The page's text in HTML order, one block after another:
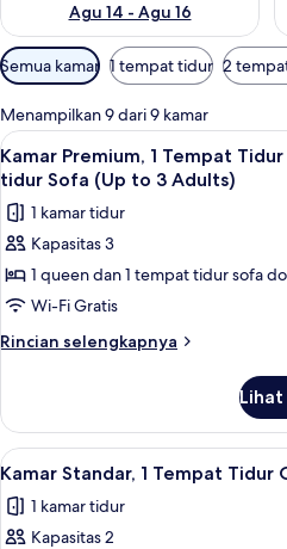
Agu 14 - Agu 16
Filter
tersedia
untuk
kamar
Semua kamar 1 tempat tidur 2
Menampilkan 9 dari 9 kamar
Lihat
semua
foto
untuk
Kamar
Premium,
1
Tempat
dengan
tempat
tidur
Sofa
(Up
6
Kamar Premium, 1 Tempat
tidur Sofa (Up to 3 Adults)
1 kamar tidur
Kapasitas 3
1 queen dan 1 tempat tidur sofa
Wi-Fi Gratis
Rincian selengkapnya
Rincian
Kamar
Premium,
1
Tidur
Queen
Lihat
semua
foto
untuk
5
Kamar Standar, 1 Tempat Tidur
1 kamar tidur
Kapasitas 2